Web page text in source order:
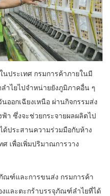
ประเทศ กรมการค้าภายในมี
ำไยไปจำหน่ายยังภูมิภาคอื่น ๆ
ออกเฉียงเหนือ ผ่านกิจกรรมส่ง
า ซึ่งจะช่วยกระจายผลผลิตไป
ด้ประสานความร่วมมือกับห้าง
เพื่อเพิ่มปริมาณการวาง
ฑ์และการขนส่ง กรมการค้า
และตะกร้าบรรจุภัณฑ์ลำไยที่ได้